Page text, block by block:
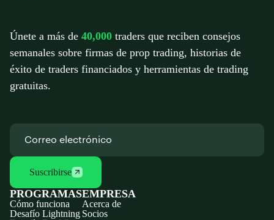
Únete a más de 40,000 traders que reciben consejos
semanales sobre firmas de prop trading, historias de
éxito de traders financiados y herramientas de trading
gratuitas.
Suscribirse
PROGRAMAS
Cómo funciona
Desafío Lightning
EMPRESA
Acerca de
Socios